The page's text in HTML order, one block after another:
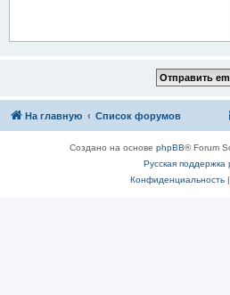
На главную Список форумов
Создано на основе phpBB® Forum
Русская поддержка
Конфиденциальность|